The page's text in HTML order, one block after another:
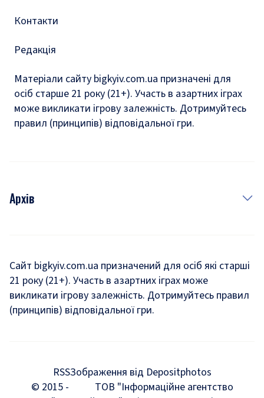
Контакти
Редакція
Матеріали сайту bigkyiv.com.ua призначені для
осіб старше 21 року (21+). Участь в азартних іграх
може викликати ігрову залежність. Дотримуйтесь
правил (принципів) відповідальної гри.
Архів
Комуналка
Хроніки війни
Мегаполіс
Сайт bigkyiv.com.ua призначений для осіб які старші
21 року (21+). Участь в азартних іграх може
викликати ігрову залежність. Дотримуйтесь правил
(принципів) відповідальної гри.
RSSЗображення від Depositphotos
© 2015 -
ТОВ "Інформаційне агентство